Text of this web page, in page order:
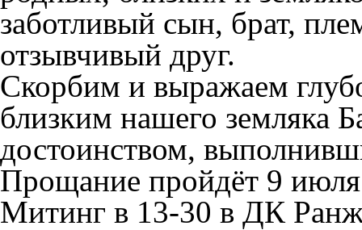
заботливый сын, брат,
отзывчивый друг.
Скорбим и выражаем
близким нашего земляка
достоинством,
Прощание пройдёт 9
Митинг в 13-30 в ДК